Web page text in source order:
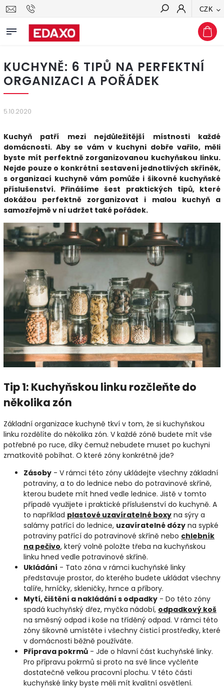
CZK
Hledat
KUCHYNĚ: 6 TIPŮ NA PERFEKTNÍ
ORGANIZACI A POŘÁDEK
5.10.2020
Kuchyň patří mezi nejdůležitější místnosti každé
domácnosti. Aby se vám v kuchyni dobře vařilo, měli
byste mít perfektně zorganizovanou kuchyňskou linku.
Nejde pouze o konkrétní sestavení jednotlivých skříněk,
s organizací kuchyně vám pomůže i šikovné kuchyňské
příslušenství. Přinášíme šest praktických tipů, které
dokážou perfektně zorganizovat i malou kuchyň a
samozřejmě v ní udržet také pořádek.
Tip 1: Kuchyňskou linku rozčleňte do
několika zón
Základní organizace kuchyně tkví v tom, že si kuchyňskou
linku rozdělíte do několika zón. V každé zóně budete mít vše
potřebné po ruce, díky čemuž nebudete muset po kuchyni
zmatkovitě pobíhat. O které zóny konkrétně jde?
Zásoby - V rámci této zóny ukládejte všechny základní
potraviny, a to do lednice nebo do potravinové skříně,
kterou budete mít hned vedle lednice. Jistě v tomto
případě využijete i praktické příslušenství do kuchyně. A
to například plastové uzavíratelné boxy na sýry a
salámy patřící do lednice, uzavíratelné dózy na sypké
potraviny patřící do potravinové skříně nebo chlebník
na pečivo, který volně položte třeba na kuchyňskou
linku hned vedle potravinové skříně.
Ukládání - Tato zóna v rámci kuchyňské linky
představuje prostor, do kterého budete ukládat všechny
talíře, hrníčky, skleničky, hrnce a příbory.
Mytí, čištění a nakládání s odpadky - Do této zóny
spadá kuchyňský dřez, myčka nádobí, odpadkový koš
na směsný odpad i koše na tříděný odpad. V rámci této
zóny šikovně umístěte i všechny čisticí prostředky, které
v domácnosti běžně používáte.
Příprava pokrmů - Jde o hlavní část kuchyňské linky.
Pro přípravu pokrmů si proto na své lince vyčleňte
dostatečně velkou pracovní plochu. V této části
kuchyňské linky byste měli mít kvalitní osvětlení.